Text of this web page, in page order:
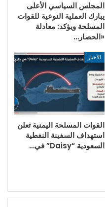
المجلس السياسي الأعلى
يبارك العملية النوعية للقوات
المسلحة ويؤكد: معادلة
«الحصار…
الأخبار
القوات المسلحة اليمنية تعلن
استهداف السفينة النفطية
السعودية “Daisy” في…